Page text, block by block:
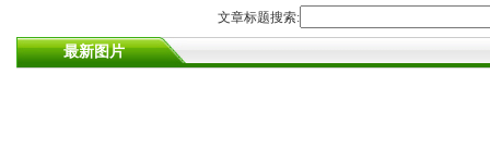
文章标题搜索:
最新图片